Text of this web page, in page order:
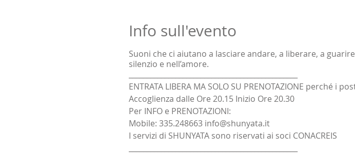
Info sull'evento
Suoni che ci aiutano a lasciare andare, a liberare, a
silenzio e nell’amore.
ENTRATA LIBERA MA SOLO SU PRENOTAZIONE perché i
Accoglienza dalle Ore 20.15 Inizio Ore 20.30
Per INFO e PRENOTAZIONI:
Mobile: 335.248663 info@shunyata.it
I servizi di SHUNYATA sono riservati ai soci CONACREIS